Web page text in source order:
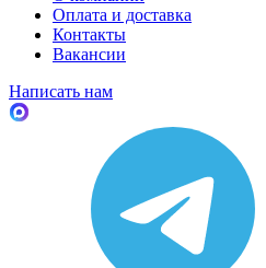
Оплата и доставка
Контакты
Вакансии
Написать нам